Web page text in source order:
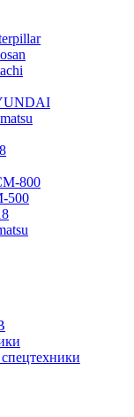
800
500